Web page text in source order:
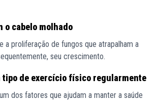
o cabelo molhado
a proliferação de fungos que atrapalham a
seu crescimento.
tipo de exercício físico regularmente
dos fatores que ajudam a manter a saúde